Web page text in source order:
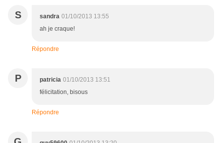
S sandra 01/10/2013 13:55
ah je craque!
Répondre
P patricia 01/10/2013 13:51
félicitation, bisous
Répondre